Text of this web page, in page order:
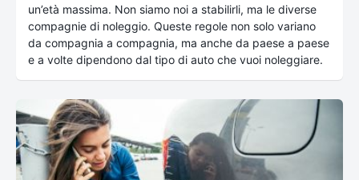
un’età massima. Non siamo noi a stabilirli, ma le diverse
compagnie di noleggio. Queste regole non solo variano
da compagnia a compagnia, ma anche da paese a paese
e a volte dipendono dal tipo di auto che vuoi noleggiare.